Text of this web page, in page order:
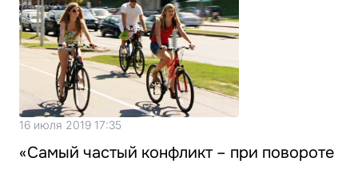
16 июля 2019 17:35
«Самый частый конфликт – при повороте